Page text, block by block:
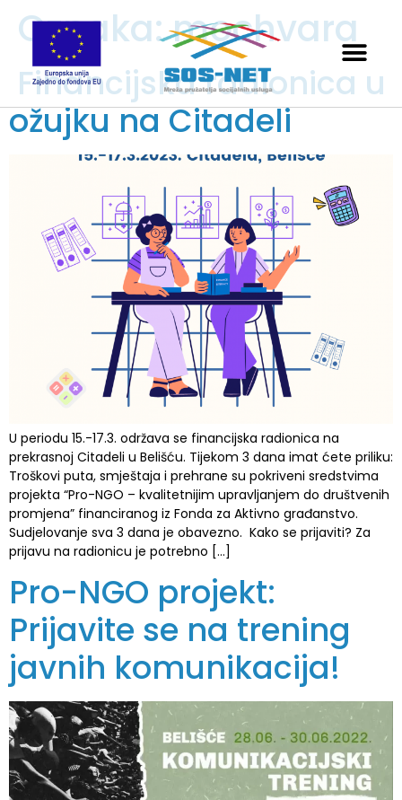
Oznaka:mochvara
Financijska radionica u
ožujku na Citadeli
U periodu 15.-17.3. održava se financijska radionica na
prekrasnoj Citadeli u Belišću. Tijekom 3 dana imat ćete priliku:
Troškovi puta, smještaja i prehrane su pokriveni sredstvima
projekta “Pro-NGO – kvalitetnijim upravljanjem do društvenih
promjena” financiranog iz Fonda za Aktivno građanstvo.
Sudjelovanje sva 3 dana je obavezno. Kako se prijaviti? Za
prijavu na radionicu je potrebno […]
Pro-NGO projekt:
Prijavite se na trening
javnih komunikacija!